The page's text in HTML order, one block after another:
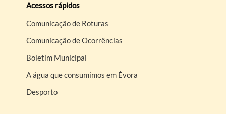
Acessos rápidos
Comunicação de Roturas
Comunicação de Ocorrências
Boletim Municipal
A água que consumimos em Évora
Desporto